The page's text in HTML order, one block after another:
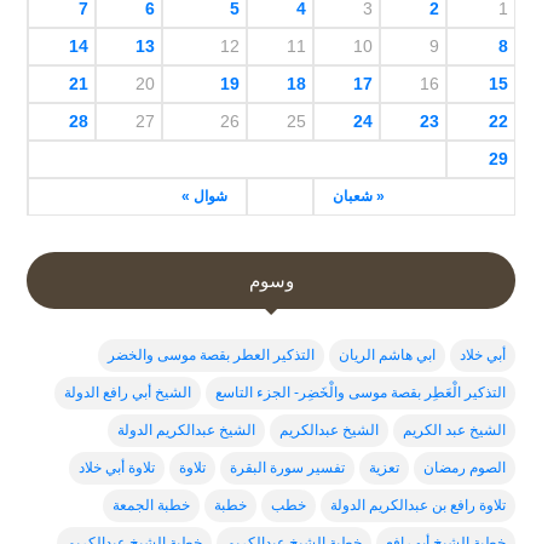
« شعبان شوال »
1
2
3
4
5
6
7
8
9
10
11
12
13
14
15
16
17
18
19
20
21
22
23
24
25
26
27
28
29
وسوم
أبي خلاد ابي هاشم الريان التذكير العطر بقصة موسى والخضر
التذكير الْعَطِر بقصة موسى والْخَضِر- الجزء التاسع الشيخ أبي رافع الدولة
الشيخ عبد الكريم الشيخ عبدالكريم الشيخ عبدالكريم الدولة
الصوم رمضان تعزية تفسير سورة البقرة تلاوة تلاوة أبي خلاد
تلاوة رافع بن عبدالكريم الدولة خطب خطبة خطبة الجمعة